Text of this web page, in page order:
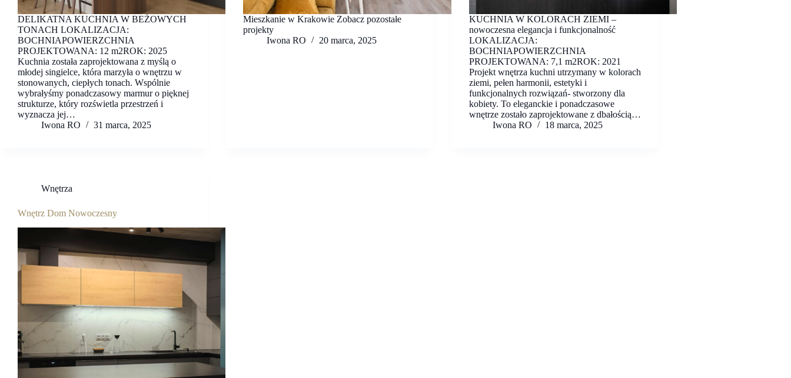
DELIKATNA KUCHNIA W BEŻOWYCH
TONACH LOKALIZACJA:
BOCHNIAPOWIERZCHNIA
PROJEKTOWANA: 12 m2ROK: 2025
Kuchnia została zaprojektowana z myślą o
młodej singielce, która marzyła o wnętrzu w
stonowanych, ciepłych tonach. Wspólnie
wybrałyśmy ponadczasowy marmur o pięknej
strukturze, który rozświetla przestrzeń i
wyznacza jej…
Iwona RO
31 marca, 2025
Mieszkanie w Krakowie Zobacz pozostałe
projekty
Iwona RO
20 marca, 2025
KUCHNIA W KOLORACH ZIEMI –
nowoczesna elegancja i funkcjonalność
LOKALIZACJA:
BOCHNIAPOWIERZCHNIA
PROJEKTOWANA: 7,1 m2ROK: 2021
Projekt wnętrza kuchni utrzymany w kolorach
ziemi, pełen harmonii, estetyki i
funkcjonalnych rozwiązań- stworzony dla
kobiety. To eleganckie i ponadczasowe
wnętrze zostało zaprojektowane z dbałością…
Iwona RO
18 marca, 2025
Wnętrza
Wnętrz Dom Nowoczesny